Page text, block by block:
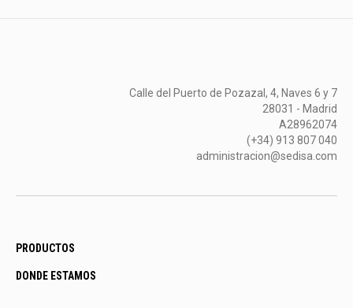
Calle del Puerto de Pozazal, 4, Naves 6 y 7
28031 - Madrid
A28962074
(+34) 913 807 040
administracion@sedisa.com
PRODUCTOS
DONDE ESTAMOS